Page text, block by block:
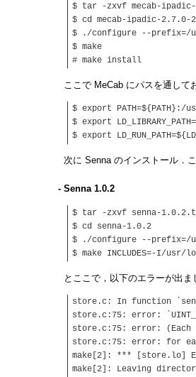
$ tar -zxvf mecab-
$ cd mecab-ipadic-2.7.0-
$ ./configure --prefix=/
$ make
# make install
ここで MeCab にパスを通して
$ export
$ export
$ export
次に Senna のインストール．
- Senna 1.0.2
$ tar -zxvf senna-
$ cd senna-1.0.2
$ ./configure --prefix=/
$ make INCLUDES=-I/
とここで，以下のエラーが出ま
store.c: In function
store.c:75: error:
store.c:75: error: (Each
store.c:75: error: for
make[2]: *** [store.lo]
make[2]: Leaving